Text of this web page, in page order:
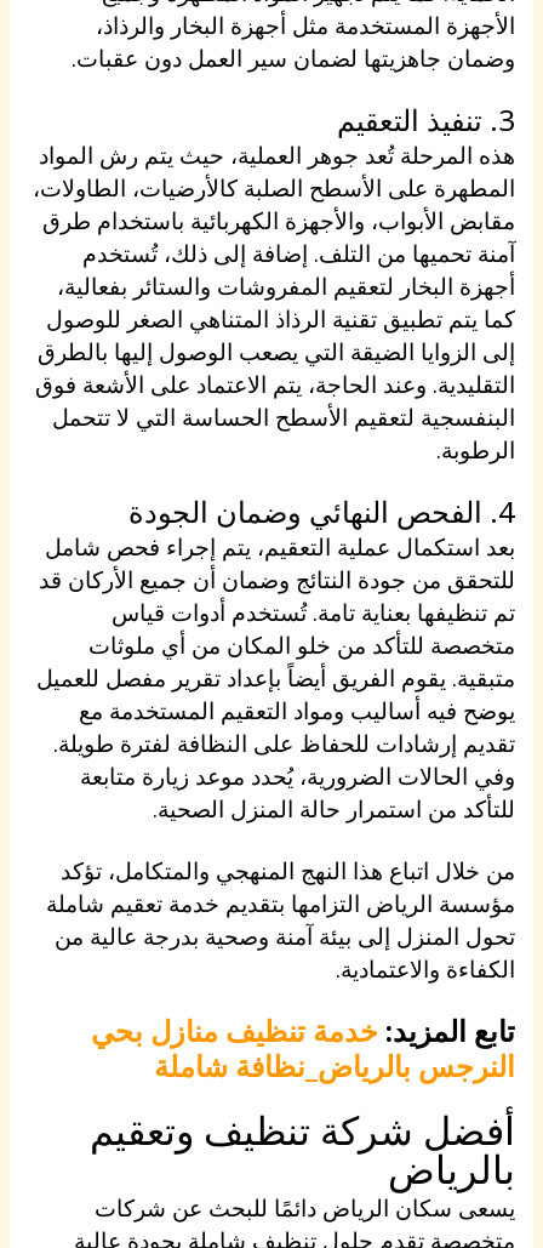
الأجهزة المستخدمة مثل أجهزة البخار والرذاذ،
وضمان جاهزيتها لضمان سير العمل دون عقبات.
3. تنفيذ التعقيم
هذه المرحلة تُعد جوهر العملية، حيث يتم رش المواد
المطهرة على الأسطح الصلبة كالأرضيات، الطاولات،
مقابض الأبواب، والأجهزة الكهربائية باستخدام طرق
آمنة تحميها من التلف. إضافة إلى ذلك، تُستخدم
أجهزة البخار لتعقيم المفروشات والستائر بفعالية،
كما يتم تطبيق تقنية الرذاذ المتناهي الصغر للوصول
إلى الزوايا الضيقة التي يصعب الوصول إليها بالطرق
التقليدية. وعند الحاجة، يتم الاعتماد على الأشعة فوق
البنفسجية لتعقيم الأسطح الحساسة التي لا تتحمل
الرطوبة.
4. الفحص النهائي وضمان الجودة
بعد استكمال عملية التعقيم، يتم إجراء فحص شامل
للتحقق من جودة النتائج وضمان أن جميع الأركان قد
تم تنظيفها بعناية تامة. تُستخدم أدوات قياس
متخصصة للتأكد من خلو المكان من أي ملوثات
متبقية. يقوم الفريق أيضاً بإعداد تقرير مفصل للعميل
يوضح فيه أساليب ومواد التعقيم المستخدمة مع
تقديم إرشادات للحفاظ على النظافة لفترة طويلة.
وفي الحالات الضرورية، يُحدد موعد زيارة متابعة
للتأكد من استمرار حالة المنزل الصحية.
من خلال اتباع هذا النهج المنهجي والمتكامل، تؤكد
مؤسسة الرياض التزامها بتقديم خدمة تعقيم شاملة
تحول المنزل إلى بيئة آمنة وصحية بدرجة عالية من
الكفاءة والاعتمادية.
تابع المزيد: خدمة تنظيف منازل بحي
النرجس بالرياض_نظافة شاملة
أفضل شركة تنظيف وتعقيم
بالرياض
يسعى سكان الرياض دائمًا للبحث عن شركات
متخصصة تقدم حلول تنظيف شاملة بجودة عالية